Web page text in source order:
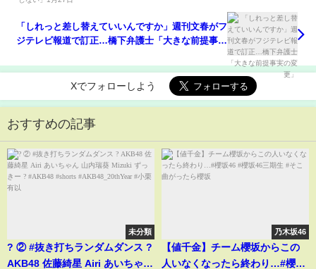
「しれっと差し替えていいんですか」週刊文春がフ
ジテレビ報道で訂正…橋下弁護士「大きな前提事実
Xでフォローしよう
おすすめの記事
未分類
? ② #抜き打ちランダムダンス ?
AKB48 佐藤綺星 Airi あいちゃん
乃木坂46
【値千金】チーム櫻坂からこの
人いなくなったら終わり…#櫻坂